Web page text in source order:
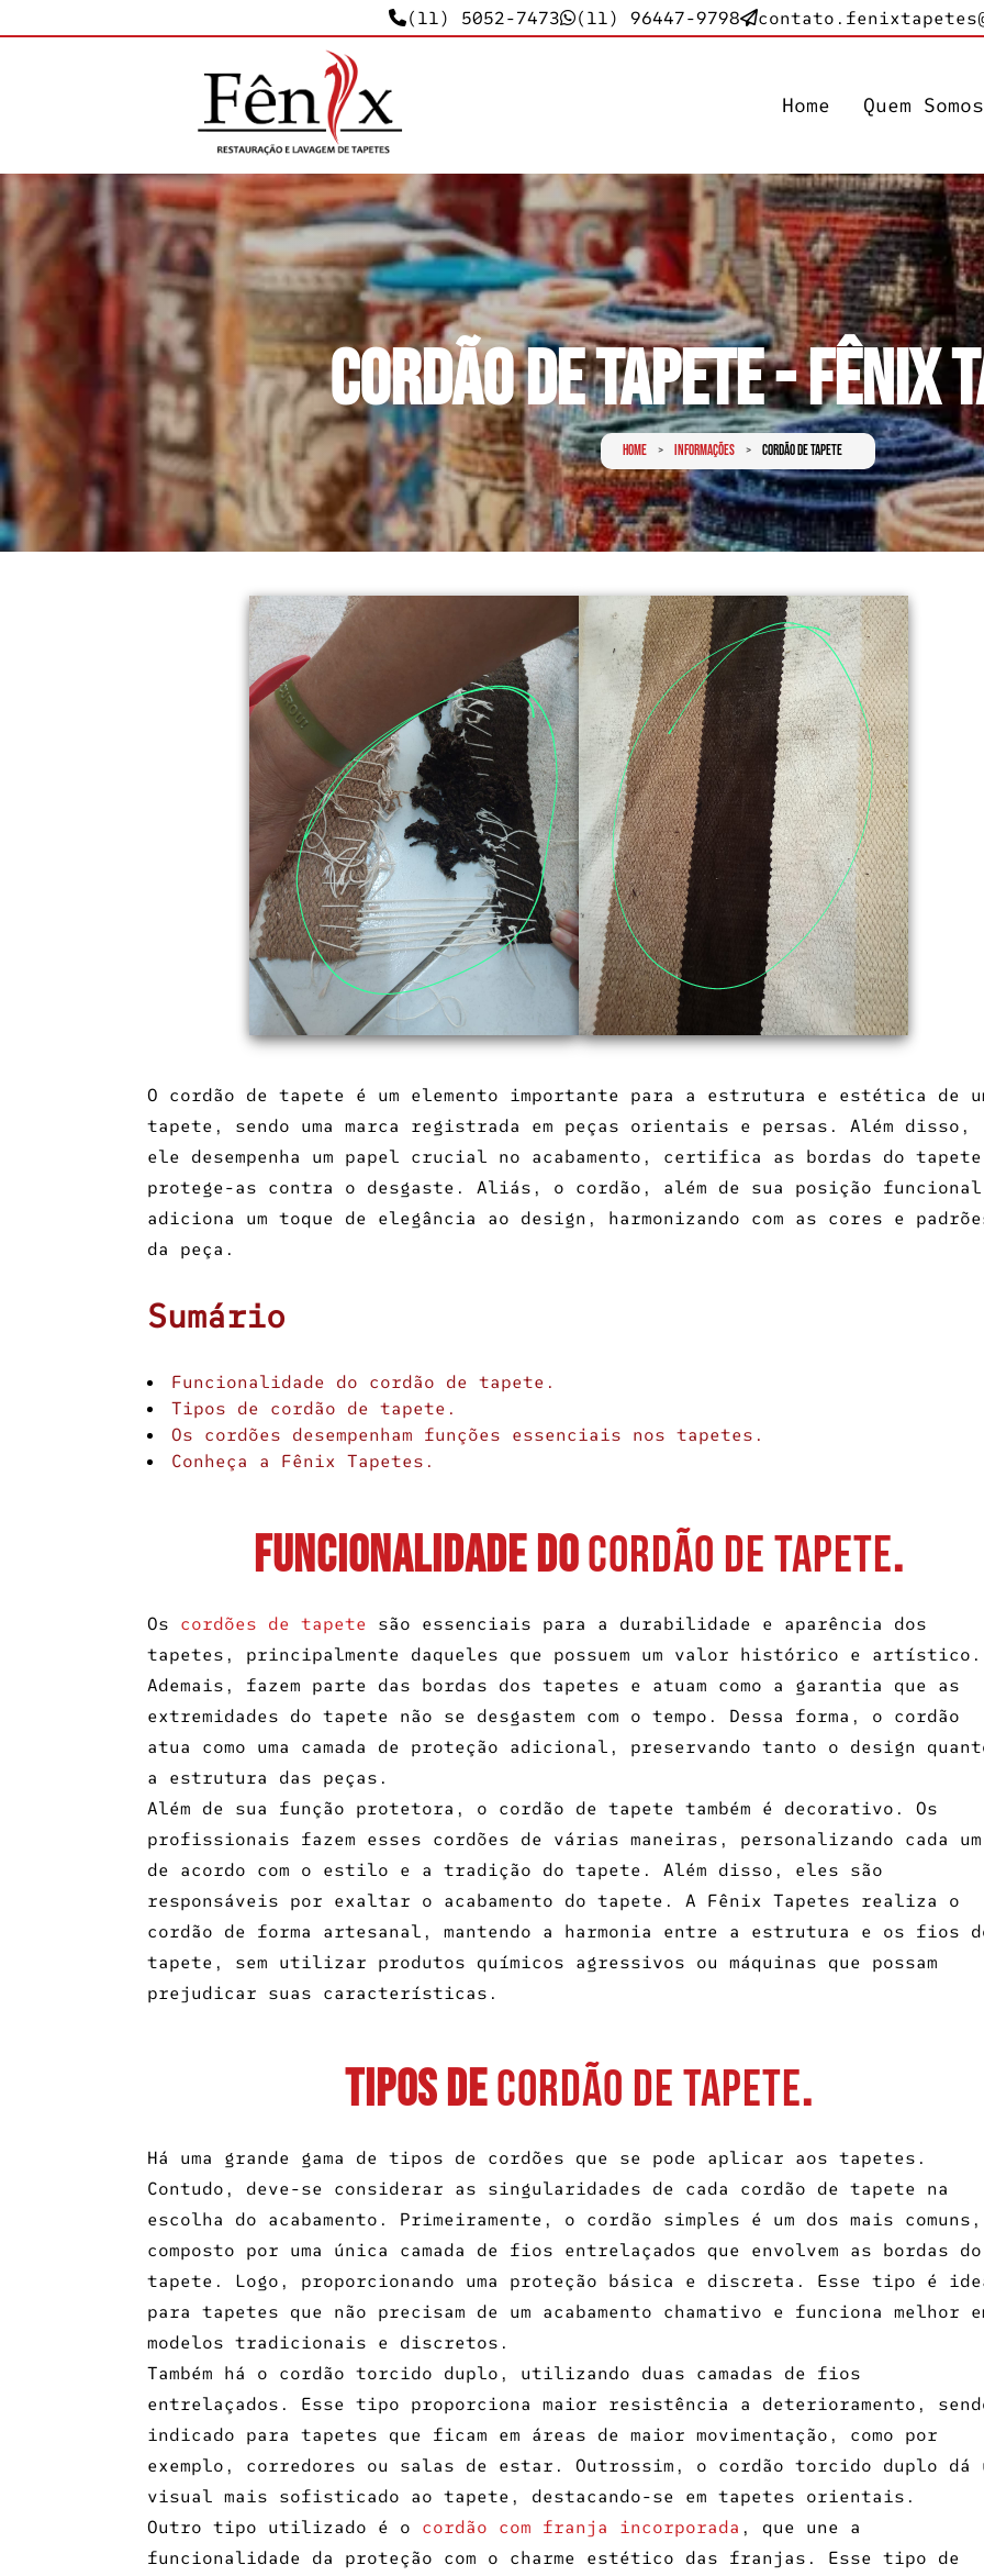
(11) 5052-7473 (11) 96447-9798
Home Quem Somos
Cordão de Tapete - Fênix
Home Informações Cordão de Tapete
O cordão de tapete é um elemento importante para a estrutura e estética de
tapete, sendo uma marca registrada em peças orientais e persas. Além disso,
ele desempenha um papel crucial no acabamento, certifica as bordas do
protege-as contra o desgaste. Aliás, o cordão, além de sua posição
adiciona um toque de elegância ao design, harmonizando com as cores e
da peça.
Sumário
Funcionalidade do cordão de tapete .
Tipos de cordão de tapete .
Os cordões desempenham funções essenciais nos tapetes.
Conheça a Fênix Tapetes.
Funcionalidade docordão de tapete.
Os cordões de tapete são essenciais para a durabilidade e aparência dos
tapetes, principalmente daqueles que possuem um valor histórico e artístico.
Ademais, fazem parte das bordas dos tapetes e atuam como a garantia que as
extremidades do tapete não se desgastem com o tempo. Dessa forma, o cordão
atua como uma camada de proteção adicional, preservando tanto o design
a estrutura das peças.
Além de sua função protetora, o cordão de tapete também é decorativo. Os
profissionais fazem esses cordões de várias maneiras, personalizando cada um
de acordo com o estilo e a tradição do tapete. Além disso, eles são
responsáveis por exaltar o acabamento do tapete. A Fênix Tapetes realiza o
cordão de forma artesanal, mantendo a harmonia entre a estrutura e os fios
tapete, sem utilizar produtos químicos agressivos ou máquinas que possam
prejudicar suas características.
Tipos decordão de tapete.
Há uma grande gama de tipos de cordões que se pode aplicar aos tapetes.
Contudo, deve-se considerar as singularidades de cada cordão de tapete na
escolha do acabamento. Primeiramente, o cordão simples é um dos mais comuns,
composto por uma única camada de fios entrelaçados que envolvem as bordas do
tapete. Logo, proporcionando uma proteção básica e discreta. Esse tipo é
para tapetes que não precisam de um acabamento chamativo e funciona melhor
modelos tradicionais e discretos.
Também há o cordão torcido duplo, utilizando duas camadas de fios
entrelaçados. Esse tipo proporciona maior resistência a deterioramento,
indicado para tapetes que ficam em áreas de maior movimentação, como por
exemplo, corredores ou salas de estar. Outrossim, o cordão torcido duplo dá
visual mais sofisticado ao tapete, destacando-se em tapetes orientais.
Outro tipo utilizado é o cordão com franja incorporada , que une a
funcionalidade da proteção com o charme estético das franjas. Esse tipo de